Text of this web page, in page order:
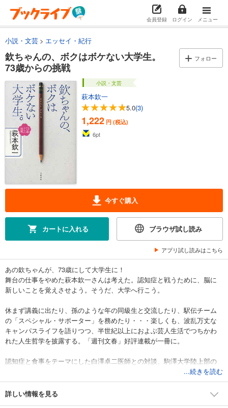
会員登録 ログイン メニュー
小説・文芸 エッセイ・紀行
欽ちゃんの、ボクはボケない大学生。
73歳からの挑戦
フォロー
小説・文芸
萩本欽一
5.0(3)
1,222 円 (税込)
6pt
今すぐ購入
カートに入れる ブラウザ試し読み
アプリ試し読みはこちら
あの欽ちゃんが、73歳にして大学生に！
舞台の仕事をやめた萩本欽一さんは考えた。認知症と戦うために、脳に
新しいことを覚えさせよう。そうだ、大学へ行こう。
休まず講義に出たり、孫のような年の同級生と交流したり、駅伝チーム
の「スペシャル・サポーター」を務めたり・・・楽しくも、波乱万丈な
キャンパスライフを語りつつ、半世紀以上におよぶ芸人生活でつちかわ
れた人生哲学を披露する。「週刊文春」好評連載が一冊に。
認知症と食事をテーマにした白澤卓二医師との対談、駒澤大学陸上部の
歳をとってからでも挑戦は出来る。苦労も楽しむことが出来る。欽ちゃ
...続きを読む
詳しい情報を見る